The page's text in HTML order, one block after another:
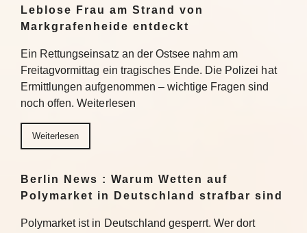
Leblose Frau am Strand von
Markgrafenheide entdeckt
Ein Rettungseinsatz an der Ostsee nahm am
Freitagvormittag ein tragisches Ende. Die Polizei hat
Ermittlungen aufgenommen – wichtige Fragen sind
noch offen. Weiterlesen
Weiterlesen
Berlin News : Warum Wetten auf
Polymarket in Deutschland strafbar sind
Polymarket ist in Deutschland gesperrt. Wer dort